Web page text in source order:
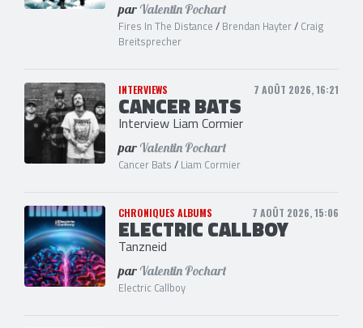
par Valentin Pochart
Fires In The Distance / Brendan Hayter/ Craig
Breitsprecher
INTERVIEWS 7 AOÛT 2026, 16:21
CANCER BATS
Interview Liam Cormier
par Valentin Pochart
Cancer Bats / Liam Cormier
CHRONIQUES ALBUMS 7 AOÛT 2026, 15:06
ELECTRIC CALLBOY
Tanzneid
par Valentin Pochart
Electric Callboy